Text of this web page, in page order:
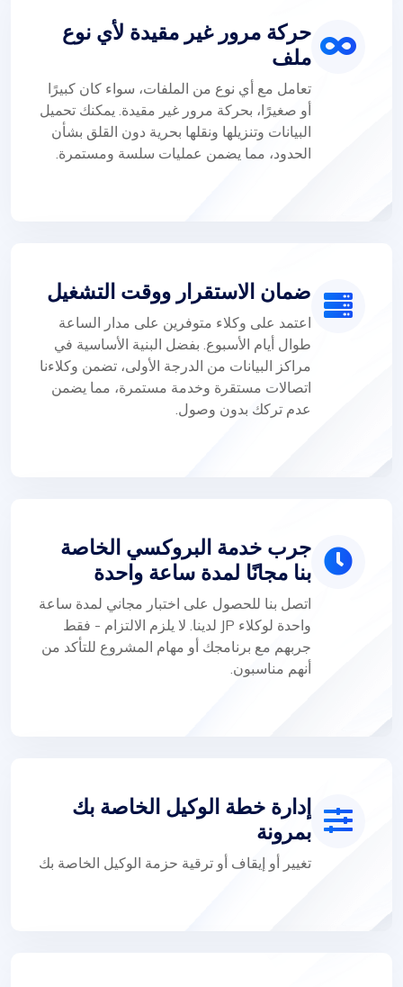
حركة مرور غير مقيدة لأي نوع
ملف
تعامل مع أي نوع من الملفات، سواء كان كبيرًا
أو صغيرًا، بحركة مرور غير مقيدة. يمكنك تحميل
البيانات وتنزيلها ونقلها بحرية دون القلق بشأن
الحدود، مما يضمن عمليات سلسة ومستمرة.
ضمان الاستقرار ووقت التشغيل
اعتمد على وكلاء متوفرين على مدار الساعة
طوال أيام الأسبوع. بفضل البنية الأساسية في
مراكز البيانات من الدرجة الأولى، تضمن وكلاءنا
اتصالات مستقرة وخدمة مستمرة، مما يضمن
عدم تركك بدون وصول.
جرب خدمة البروكسي الخاصة
بنا مجانًا لمدة ساعة واحدة
اتصل بنا للحصول على اختبار مجاني لمدة ساعة
واحدة لوكلاء JP لدينا. لا يلزم الالتزام - فقط
جربهم مع برنامجك أو مهام المشروع للتأكد من
أنهم مناسبون.
إدارة خطة الوكيل الخاصة بك
بمرونة
تغيير أو إيقاف أو ترقية حزمة الوكيل الخاصة بك